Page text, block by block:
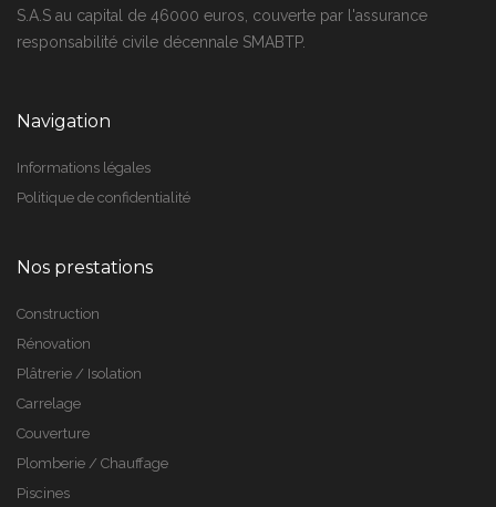
S.A.S au capital de 46000 euros, couverte par l'assurance
responsabilité civile décennale SMABTP.
Navigation
Informations légales
Politique de confidentialité
Nos prestations
Construction
Rénovation
Plâtrerie / Isolation
Carrelage
Couverture
Plomberie / Chauffage
Piscines